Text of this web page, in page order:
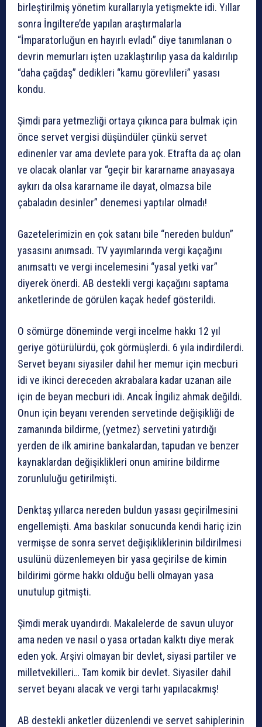
birleştirilmiş yönetim kurallarıyla yetişmekte idi. Yıllar
sonra İngiltere’de yapılan araştırmalarla
“İmparatorluğun en hayırlı evladı” diye tanımlanan o
devrin memurları işten uzaklaştırılıp yasa da kaldırılıp
“daha çağdaş” dedikleri “kamu görevlileri” yasası
kondu.
Şimdi para yetmezliği ortaya çıkınca para bulmak için
önce servet vergisi düşündüler çünkü servet
edinenler var ama devlete para yok. Etrafta da aç olan
ve olacak olanlar var “geçir bir kararname anayasaya
aykırı da olsa kararname ile dayat, olmazsa bile
çabaladın desinler” denemesi yaptılar olmadı!
Gazetelerimizin en çok satanı bile “nereden buldun”
yasasını anımsadı. TV yayımlarında vergi kaçağını
anımsattı ve vergi incelemesini “yasal yetki var”
diyerek önerdi. AB destekli vergi kaçağını saptama
anketlerinde de görülen kaçak hedef gösterildi.
O sömürge döneminde vergi incelme hakkı 12 yıl
geriye götürülürdü, çok görmüşlerdi. 6 yıla indirdilerdi.
Servet beyanı siyasiler dahil her memur için mecburi
idi ve ikinci dereceden akrabalara kadar uzanan aile
için de beyan mecburi idi. Ancak İngiliz ahmak değildi.
Onun için beyanı verenden servetinde değişikliği de
zamanında bildirme, (yetmez) servetini yatırdığı
yerden de ilk amirine bankalardan, tapudan ve benzer
kaynaklardan değişiklikleri onun amirine bildirme
zorunluluğu getirilmişti.
Denktaş yıllarca nereden buldun yasası geçirilmesini
engellemişti. Ama baskılar sonucunda kendi hariç izin
vermişse de sonra servet değişikliklerinin bildirilmesi
usulünü düzenlemeyen bir yasa geçirilse de kimin
bildirimi görme hakkı olduğu belli olmayan yasa
unutulup gitmişti.
Şimdi merak uyandırdı. Makalelerde de savun uluyor
ama neden ve nasıl o yasa ortadan kalktı diye merak
eden yok. Arşivi olmayan bir devlet, siyasi partiler ve
milletvekilleri… Tam komik bir devlet. Siyasiler dahil
servet beyanı alacak ve vergi tarhı yapılacakmış!
AB destekli anketler düzenlendi ve servet sahiplerinin